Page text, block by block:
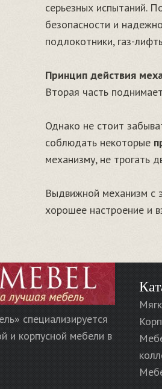
серьезных испытаний.
безопасности и
подлокотники, газ-
Принцип действия
Вторая часть
Однако не стоит
соблюдать некоторые
механизму, не трогать
Выдвижной механизм с
хорошее настроение и
специализируется
и корпусной мебели в